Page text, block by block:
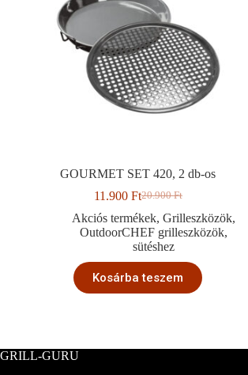
GOURMET SET 420, 2 db-os
20.900Ft
Original
price
was:
20.900 Ft.
11.900 FtCurrent
price
is:
11.900 Ft.
Akciós termékek,Grilleszközök,
OutdoorCHEF grilleszközök,
sütéshez
Kosárba teszem
GRILL-GURU